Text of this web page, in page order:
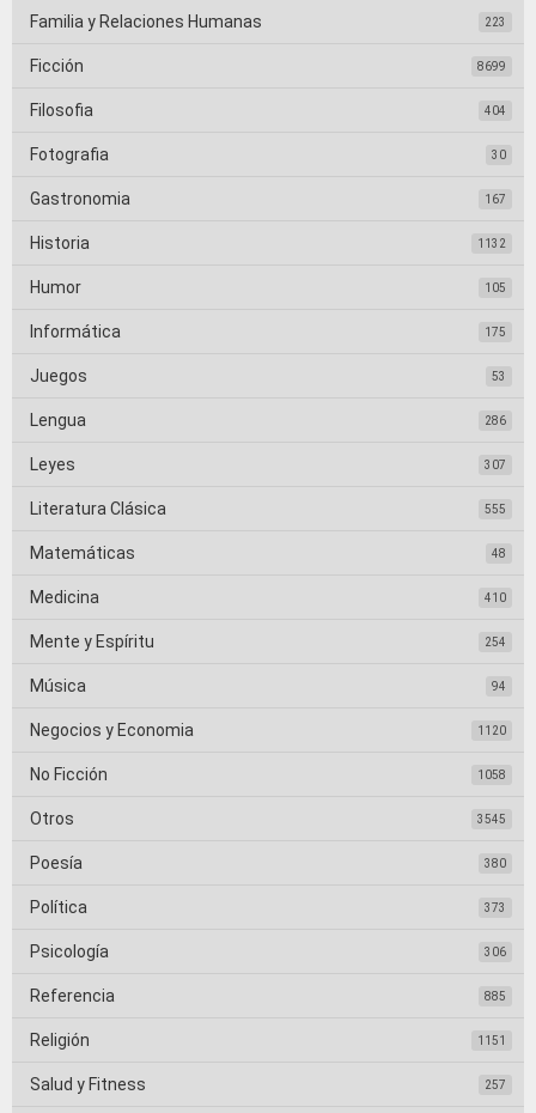
Familia y Relaciones Humanas 223
Ficción 8699
Filosofia 404
Fotografia 30
Gastronomia 167
Historia 1132
Humor 105
Informática 175
Juegos 53
Lengua 286
Leyes 307
Literatura Clásica 555
Matemáticas 48
Medicina 410
Mente y Espíritu 254
Música 94
Negocios y Economia 1120
No Ficción 1058
Otros 3545
Poesía 380
Política 373
Psicología 306
Referencia 885
Religión 1151
Salud y Fitness 257